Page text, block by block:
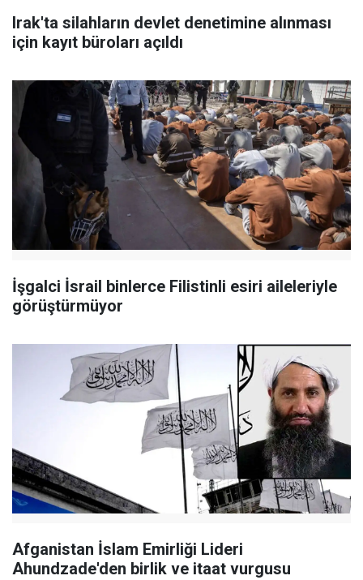
Irak'ta silahların devlet denetimine alınması
için kayıt büroları açıldı
İşgalci İsrail binlerce Filistinli esiri aileleriyle
görüştürmüyor
Afganistan İslam Emirliği Lideri
Ahundzade'den birlik ve itaat vurgusu